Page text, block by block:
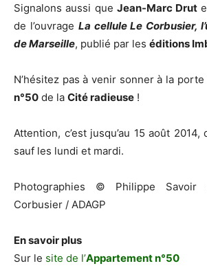
Signalons aussi que Jean-Marc Drut
de l’ouvrage La cellule Le Corbusier,
de Marseille, publié par les éditions
N’hésitez pas à venir sonner à la porte
n°50 de la Cité radieuse !
Attention, c’est jusqu’au 15 août
sauf les lundi et mardi.
Photographies © Philippe Savoir
Corbusier / ADAGP
En savoir plus
Sur le site de l’Appartement n°50